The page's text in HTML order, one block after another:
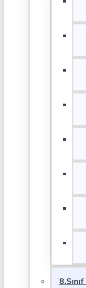
8.Sınıf